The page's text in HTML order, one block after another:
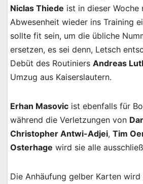
Niclas Thiede ist in dieser Woche
Abwesenheit wieder ins Training
sollte fit sein, um die übliche
ersetzen, es sei denn, Letsch
Debüt des Routiniers Andreas
Umzug aus Kaiserslautern.
Erhan Masovic ist ebenfalls für
während die Verletzungen von
Christopher Antwi-Adjei, Tim
Osterhage wird sie alle
Die Anhäufung gelber Karten